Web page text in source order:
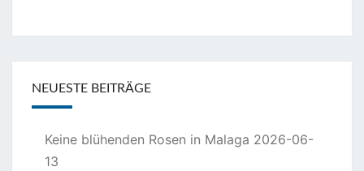
NEUESTE BEITRÄGE
Keine blühenden Rosen in Malaga 2026-06-
13